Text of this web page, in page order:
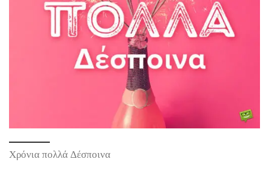
Χρόνια πολλά Δέσποινα